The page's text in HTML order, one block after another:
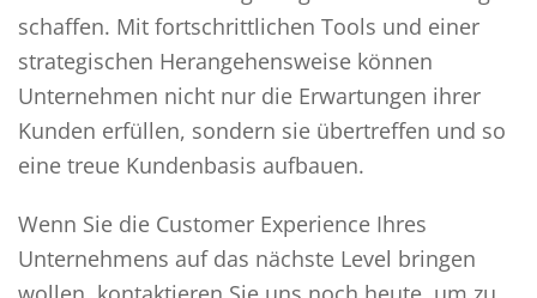
schaffen. Mit fortschrittlichen Tools und einer
strategischen Herangehensweise können
Unternehmen nicht nur die Erwartungen ihrer
Kunden erfüllen, sondern sie übertreffen und so
eine treue Kundenbasis aufbauen.
Wenn Sie die Customer Experience Ihres
Unternehmens auf das nächste Level bringen